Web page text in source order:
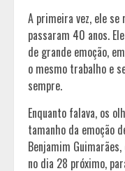
A primeira vez, ele
passaram 40 anos.
de grande emoção,
o mesmo trabalho e
sempre.
Enquanto falava, os
tamanho da emoção
Benjamim
no dia 28 próximo,